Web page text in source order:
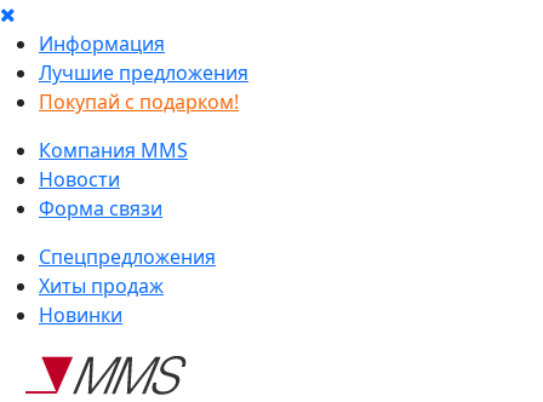
Информация
Лучшие предложения
Покупай с подарком!
Компания MMS
Новости
Форма связи
Спецпредложения
Хиты продаж
Новинки